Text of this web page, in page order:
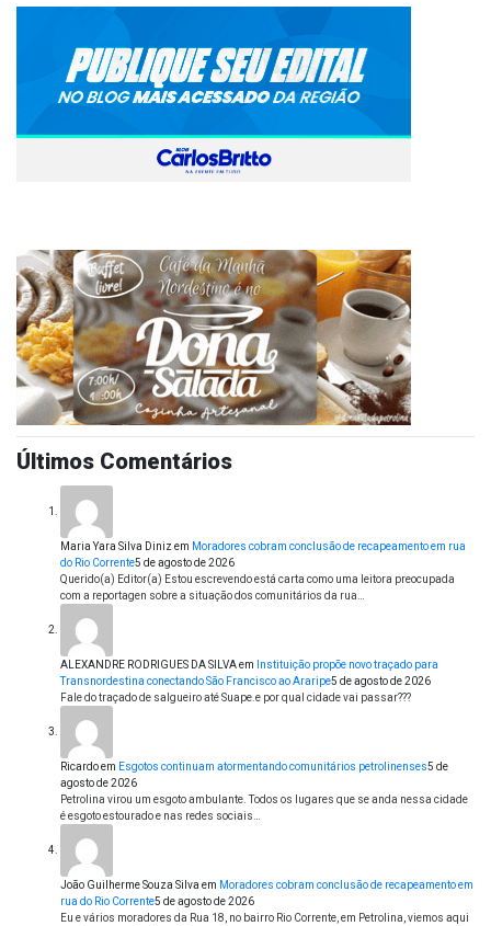
Últimos Comentários
Maria Yara Silva Diniz em Moradores cobram conclusão de recapeamento em rua
do Rio Corrente5 de agosto de 2026
Querido(a) Editor(a) Estou escrevendo está carta como uma leitora preocupada
com a reportagen sobre a situação dos comunitários da rua…
ALEXANDRE RODRIGUES DA SILVAem
Instituição propõe novo traçado para
Transnordestina conectando São Francisco ao Araripe5 de agosto de 2026
Fale do traçado de salgueiro até Suape.e por qual cidade vai passar???
Ricardoem Esgotos continuam atormentando comunitários petrolinenses5 de
agosto de 2026
Petrolina virou um esgoto ambulante. Todos os lugares que se anda nessa cidade
é esgoto estourado e nas redes sociais…
João Guilherme Souza Silva em Moradores cobram conclusão de recapeamento em
rua do Rio Corrente5 de agosto de 2026
Eu e vários moradores da Rua 18, no bairro Rio Corrente, em Petrolina, viemos aqui